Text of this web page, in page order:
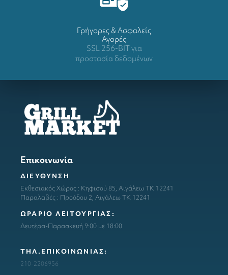
Γρήγορες & Ασφαλείς
Αγορές
SSL 256-BIT για
προστασία δεδομένων
Επικοινωνία
ΔΙΕΥΘΥΝΣΗ
Εκθεσιακός Χώρος : Κηφισού 85, Αιγάλεω ΤΚ 12241
Παραλαβές : Προόδου 2, Αιγάλεω ΤΚ 12241
ΩΡΑΡΙΟ ΛΕΙΤΟΥΡΓΙΑΣ:
Δευτέρα-Παρασκευή 9:00 με 18:00
ΤΗΛ.ΕΠΙΚΟΙΝΩΝΙΑΣ:
210-2206956